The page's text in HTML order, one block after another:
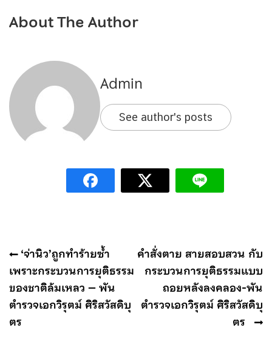
About The Author
Admin
See author's posts
แนะแนว
เรื่อง
‘จ่านิว’ถูกทำร้ายซ้ำ
เพราะกระบวนการยุติธรรม
ของชาติล้มเหลว – พัน
ตำรวจเอกวิรุตม์ ศิริสวัสดิบุ
ตร
คำสั่งตาย สายสอบสวน กับ
กระบวนการยุติธรรมแบบ
ถอยหลังลงคลอง-พัน
ตำรวจเอกวิรุตม์ ศิริสวัสดิบุ
ตร